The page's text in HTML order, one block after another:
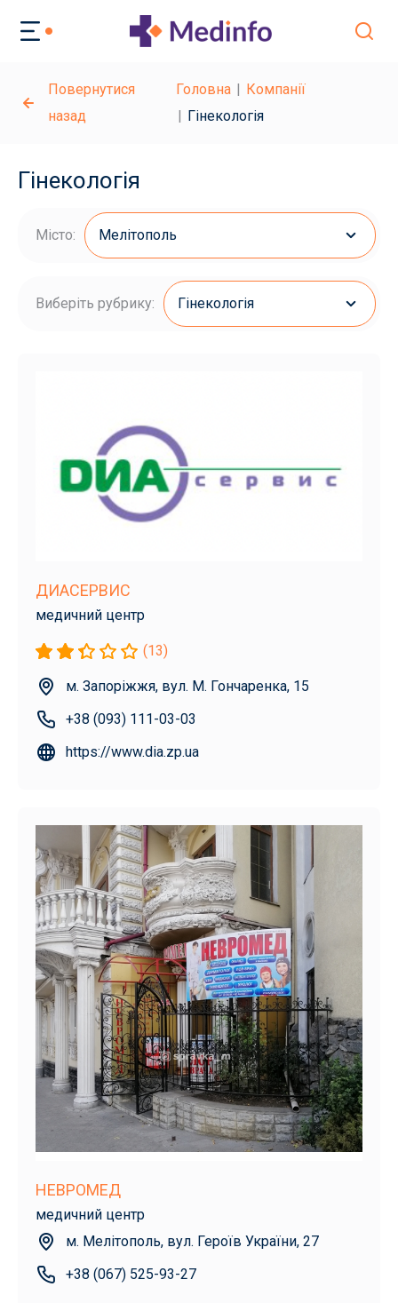
Повернутися
назад
Головна
Компанії
Гінекологія
Гінекологія
Місто: Мелітополь
Виберіть рубрику: Гінекологія
ДИАСЕРВИС
медичний центр
(13)
м. Запоріжжя, вул. М. Гончаренка, 15
+38 (093) 111-03-03
https://www.dia.zp.ua
НЕВРОМЕД
медичний центр
м. Мелітополь, вул. Героїв України, 27
+38 (067) 525-93-27